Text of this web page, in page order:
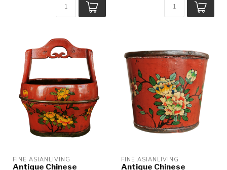
FINE ASIANLIVING
Antique Chinese
FINE ASIANLIVING
Antique Chinese